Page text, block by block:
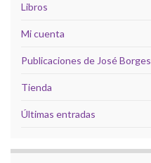
Libros
Mi cuenta
Publicaciones de José Borges
Tienda
Últimas entradas